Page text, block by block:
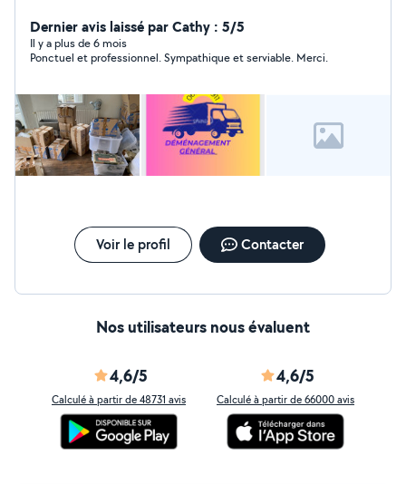
enlèvement de déchets/encombrants, bricolage divers,
rangement, etc). Je possède de l'outillage divers, Je
suis ouvert à toutes demandes. Si cela n'est pas dans
personnes de confiance. Cordialement
Dernier avis laissé par Cathy : 5/5
Il y a plus de 6 mois
Ponctuel et professionnel. Sympathique et serviable. Merci.
Voir le profil Contacter
Nos utilisateurs nous évaluent
4,6/5
Calculé à partir de 48731 avis
4,6/5
Calculé à partir de 66000 avis